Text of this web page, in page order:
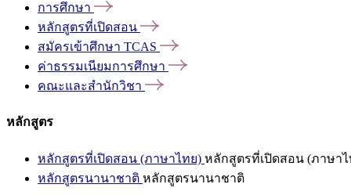
การศึกษา
หลักสูตรที่เปิดสอน
สมัครเข้าศึกษา TCAS
ค่าธรรมเนียมการศึกษา
คณะและสำนักวิชา
หลักสูตร
หลักสูตรที่เปิดสอน (ภาษาไทย) หลักสูตรที่เปิดสอน (ภาษาไ
หลักสูตรนานาชาติ หลักสูตรนานาชาติ